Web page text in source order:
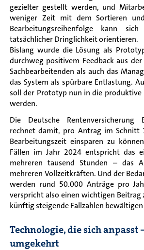
gezielter gestellt werden, und
weniger Zeit mit dem Sortieren
Bearbeitungsreihenfolge kann
tatsächlicher Dringlichkeit orientieren.
Bislang wurde die Lösung als
durchweg positivem Feedback aus
Sachbearbeitenden als auch das
das System als spürbare Entlastung.
soll der Prototyp nun in die
werden.
Die Deutsche Rentenversicherung
rechnet damit, pro Antrag im Schnitt
Bearbeitungszeit einsparen zu
Fällen im Jahr 2024 entspricht das
mehreren tausend Stunden – das
mehreren Vollzeitkräften. Und der
werden rund 50.000 Anträge pro
verspricht also einen wichtigen Beitrag
künftig steigende Fallzahlen bewältigen
Technologie, die sich anpasst
umgekehrt